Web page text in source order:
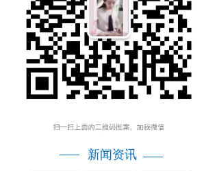
新闻资讯